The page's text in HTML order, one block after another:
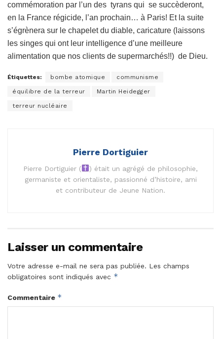
commémoration par l’un des tyrans qui se succèderont,
en la France régicide, l’an prochain… à Paris! Et la suite
s’égrènera sur le chapelet du diable, caricature (laissons
les singes qui ont leur intelligence d’une meilleure
alimentation que nos clients de supermarchés!!) de Dieu.
Étiquettes: bombe atomique communisme
équilibre de la terreur Martin Heidegger
terreur nucléaire
Pierre Dortiguier
Pierre Dortiguier (
) était un agrégé de philosophie,
germaniste et orientaliste, passionné d’histoire, ami
et contributeur de Jeune Nation.
Laisser un commentaire
Votre adresse e-mail ne sera pas publiée. Les champs
obligatoires sont indiqués avec *
Commentaire *